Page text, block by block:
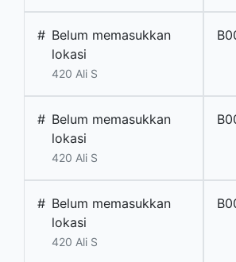
# Belum memasukkan
lokasi
420 Ali S
# Belum memasukkan
lokasi
420 Ali S
# Belum memasukkan
lokasi
420 Ali S